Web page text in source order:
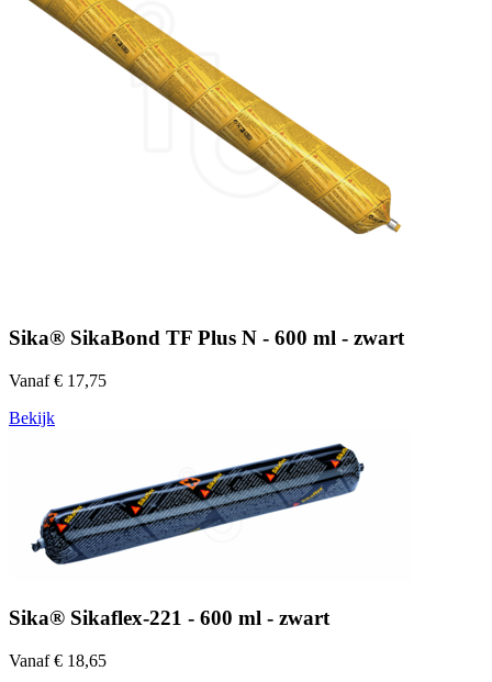
Sika® SikaBond TF Plus N - 600 ml - zwart
Vanaf € 17,75
Bekijk
Sika® Sikaflex-221 - 600 ml - zwart
Vanaf € 18,65